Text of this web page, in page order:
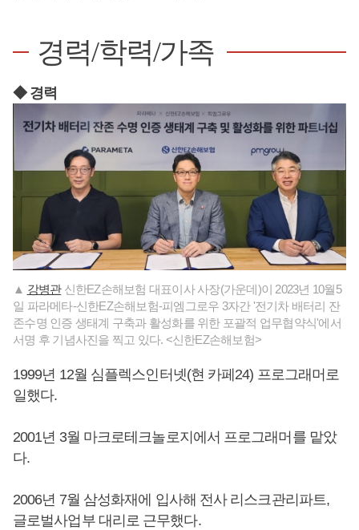
경력/학력/가족
◆ 경력
▲ 강병관신한EZ손해보험 대표이사 사장(가운데)이 2023년 10월5
일 파라메타-신한EZ손해보험-피엠그로우 3자간 '전기차 배터리 잔
존수명 인증 생태계 구축과 활성화를 위한 포괄적 업무협약식'에서
서명 후 기념사진을 찍고 있다. <신한EZ손해보험>
1999년 12월 심플렉스인터넷(현 카페24) 프로그래머로
일했다.
2001년 3월 마크로테크놀로지에서 프로그래머를 맡았
다.
2006년 7월 삼성화재에 입사해 전사 리스크관리파트,
글로벌사업부 대리로 근무했다.